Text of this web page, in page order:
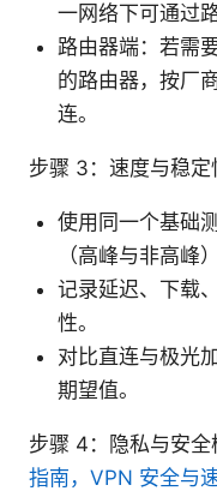
一网络下可通过
路由器端：若需
的路由器，按厂
连。
步骤 3：速度与稳定
使用同一个基础
（高峰与非高峰）
记录延迟、下载
性。
对比直连与极光
期望值。
步骤 4：隐私与安全
指南，VPN 安全与